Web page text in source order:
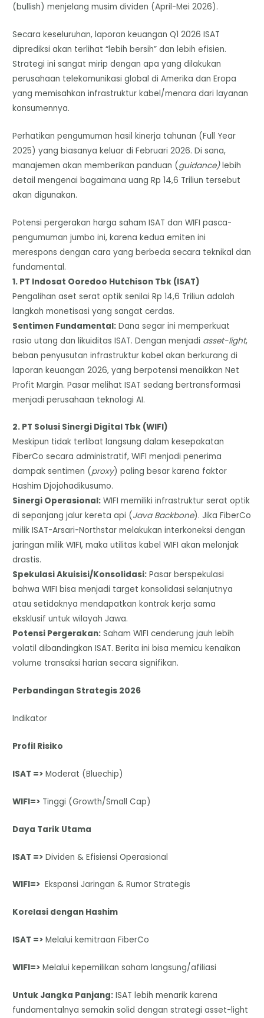
(bullish) menjelang musim dividen (April-Mei 2026).
​Secara keseluruhan, laporan keuangan Q1 2026 ISAT
diprediksi akan terlihat “lebih bersih” dan lebih efisien.
Strategi ini sangat mirip dengan apa yang dilakukan
perusahaan telekomunikasi global di Amerika dan Eropa
yang memisahkan infrastruktur kabel/menara dari layanan
konsumennya.
Perhatikan pengumuman hasil kinerja tahunan (Full Year
2025) yang biasanya keluar di Februari 2026. Di sana,
manajemen akan memberikan panduan (guidance)lebih
detail mengenai bagaimana uang Rp 14,6 Triliun tersebut
akan digunakan.
Potensi pergerakan harga saham ISAT dan WIFI pasca-
pengumuman jumbo ini, karena kedua emiten ini
merespons dengan cara yang berbeda secara teknikal dan
fundamental.
​1. PT Indosat Ooredoo Hutchison Tbk (ISAT)
​Pengalihan aset serat optik senilai Rp 14,6 Triliun adalah
langkah monetisasi yang sangat cerdas.
​Sentimen Fundamental: Dana segar ini memperkuat
rasio utang dan likuiditas ISAT. Dengan menjadi asset-light,
beban penyusutan infrastruktur kabel akan berkurang di
laporan keuangan 2026, yang berpotensi menaikkan Net
Profit Margin. Pasar melihat ISAT sedang bertransformasi
menjadi perusahaan teknologi AI.
2. PT Solusi Sinergi Digital Tbk (WIFI)
​Meskipun tidak terlibat langsung dalam kesepakatan
FiberCo secara administratif, WIFI menjadi penerima
dampak sentimen (proxy) paling besar karena faktor
Hashim Djojohadikusumo.
​Sinergi Operasional: WIFI memiliki infrastruktur serat optik
di sepanjang jalur kereta api (Java Backbone). Jika FiberCo
milik ISAT-Arsari-Northstar melakukan interkoneksi dengan
jaringan milik WIFI, maka utilitas kabel WIFI akan melonjak
drastis.
​Spekulasi Akuisisi/Konsolidasi: Pasar berspekulasi
bahwa WIFI bisa menjadi target konsolidasi selanjutnya
atau setidaknya mendapatkan kontrak kerja sama
eksklusif untuk wilayah Jawa.
Potensi Pergerakan: Saham WIFI cenderung jauh lebih
volatil dibandingkan ISAT. Berita ini bisa memicu kenaikan
volume transaksi harian secara signifikan.
​Perbandingan Strategis 2026
Indikator
Profil Risiko
ISAT => Moderat (Bluechip)
WIFI=> Tinggi (Growth/Small Cap)
Daya Tarik Utama
ISAT => Dividen & Efisiensi Operasional
WIFI=> Ekspansi Jaringan & Rumor Strategis
Korelasi dengan Hashim
ISAT => Melalui kemitraan FiberCo
WIFI=> Melalui kepemilikan saham langsung/afiliasi
​Untuk Jangka Panjang: ISAT lebih menarik karena
fundamentalnya semakin solid dengan strategi asset-light